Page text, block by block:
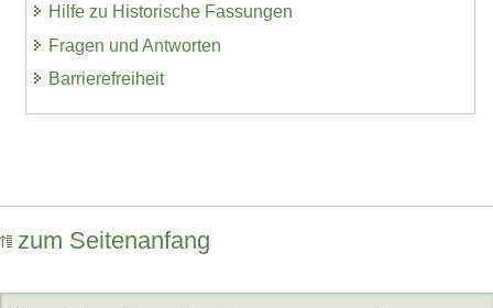
Hilfe zu Historische Fassungen
Fragen und Antworten
Barrierefreiheit
zum Seitenanfang